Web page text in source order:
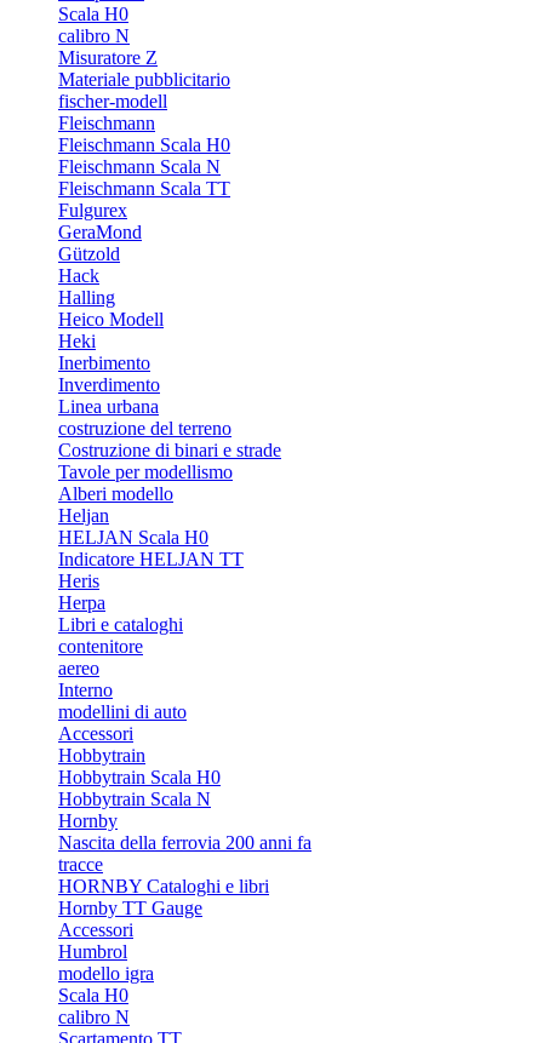
Scala H0
calibro N
Misuratore Z
Materiale pubblicitario
fischer-modell
Fleischmann
Fleischmann Scala H0
Fleischmann Scala N
Fleischmann Scala TT
Fulgurex
GeraMond
Gützold
Hack
Halling
Heico Modell
Heki
Inerbimento
Inverdimento
Linea urbana
costruzione del terreno
Costruzione di binari e strade
Tavole per modellismo
Alberi modello
Heljan
HELJAN Scala H0
Indicatore HELJAN TT
Heris
Herpa
Libri e cataloghi
contenitore
aereo
Interno
modellini di auto
Accessori
Hobbytrain
Hobbytrain Scala H0
Hobbytrain Scala N
Hornby
Nascita della ferrovia 200 anni fa
tracce
HORNBY Cataloghi e libri
Hornby TT Gauge
Accessori
Humbrol
modello igra
Scala H0
calibro N
Scartamento TT